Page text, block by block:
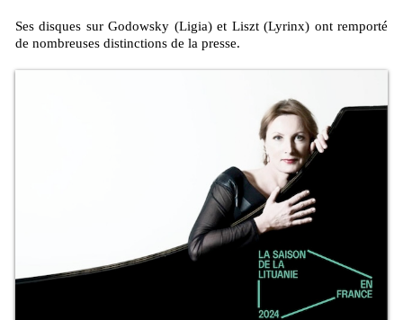
Ses disques sur Godowsky (Ligia) et Liszt (Lyrinx) ont remporté
de nombreuses distinctions de la presse.